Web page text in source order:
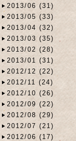
2013/06 (31)
2013/05 (33)
2013/04 (32)
2013/03 (35)
2013/02 (28)
2013/01 (31)
2012/12 (22)
2012/11 (24)
2012/10 (26)
2012/09 (22)
2012/08 (29)
2012/07 (21)
2012/06 (17)